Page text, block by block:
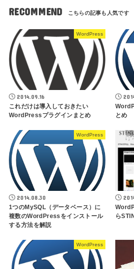
RECOMMEND
WordPress
2014.09.16
これだけは導入しておきたい
WordPressプラグインまとめ
とめ
WordPress
2014.08.30
1つのMySQL（データベース）に
複数のWordPressをインストール
する方法を解説
ら
WordPress